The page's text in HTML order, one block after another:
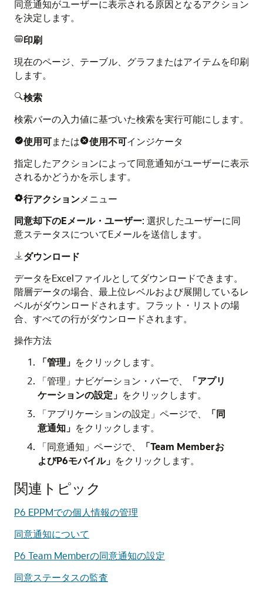
同意通知がユーザーに表示される原因となるアクション
を決定します。
印刷
現在のページ、テーブル、グラフまたはアイテムを印刷
します。
検索
検索バーの入力値に基づいた検索を実行可能にします。
使用可または使用不可インジケータ
指定したアクションによって同意通知がユーザーに表示
されるかどうかを示します。
行アクションメニュー
同意却下のEメール・ユーザー: 選択したユーザーに同
意ステータスについてEメールを送信します。
 ダウンロード
データをExcelファイルとしてダウンロードできます。
階層データの場合、最上位レベルおよび展開しているレ
ベルがダウンロードされます。フラット・リストの場
合、すべての行がダウンロードされます。
操作方法
「管理」 をクリックします。
「管理」ナビゲーション・バーで、
「アプリ
ケーションの設定」 をクリックします。
「アプリケーションの設定」ページで、
「同
意通知」 をクリックします。
「同意通知」ページで、
「Team Memberお
よびP6モバイル」 をクリックします。
関連トピック
P6 EPPMでの個人情報の管理
同意通知について
P6 Team Memberの同意通知の設定
同意ステータスの監査